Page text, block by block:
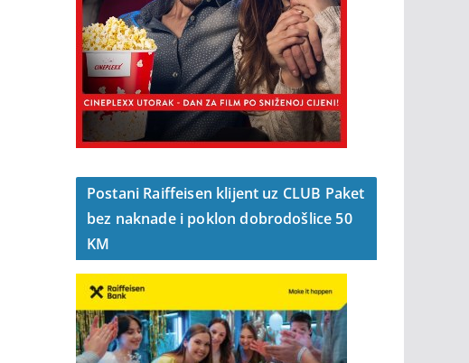
Postani Raiffeisen klijent uz CLUB Paket
bez naknade i poklon dobrodošlice 50
KM